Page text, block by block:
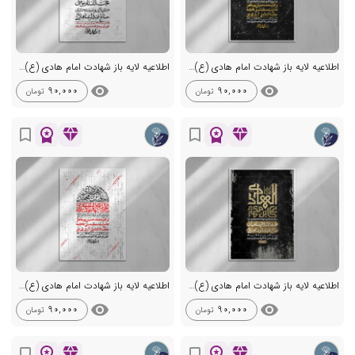
اطلاعیه لایه باز شهادت امام هادی (ع) + استوری فضای مجازی
visibility
90,000 تومان
اطلاعیه لایه باز شهادت امام هادی (ع) + استوری فضای مجازی
visibility
90,000 تومان
diamond
workspace_premium
bookmark_border
اطلاعیه لایه باز شهادت امام هادی (ع) + استوری فضای مجازی
visibility
90,000 تومان
diamond
workspace_premium
bookmark_border
اطلاعیه لایه باز شهادت امام هادی (ع) + استوری فضای مجازی
visibility
90,000 تومان